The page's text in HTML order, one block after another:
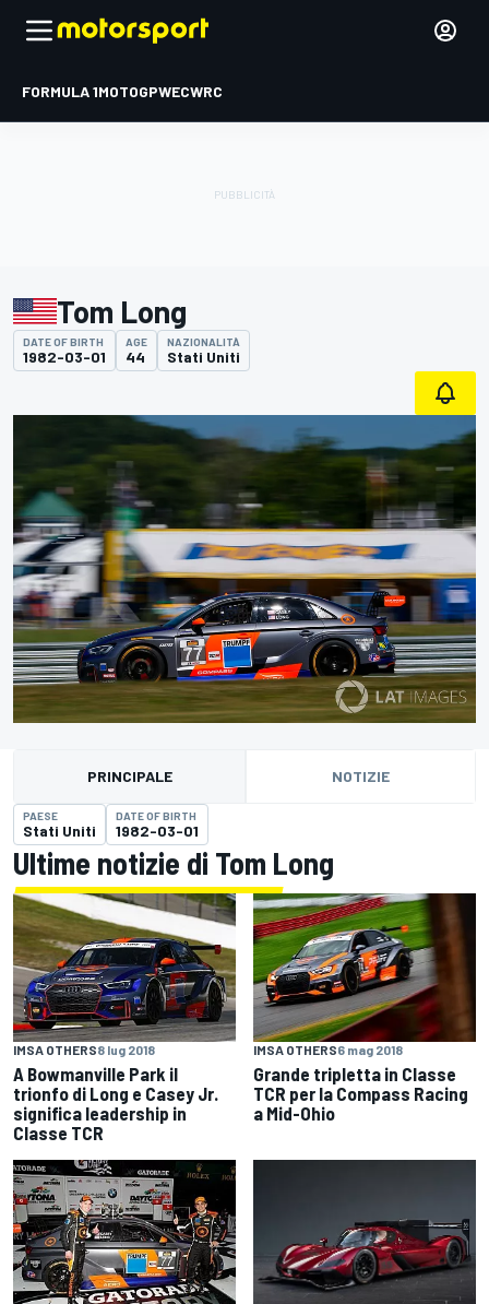
FORMULA 1MOTOGPWECWRC
Tom Long
DATE OF BIRTH
1982-03-01
AGE
44
NAZIONALITÀ
Stati Uniti
PRINCIPALE NOTIZIE
PAESE
Stati Uniti
DATE OF BIRTH
1982-03-01
Ultime notizie di Tom Long
IMSA OTHERS8 lug 2018
A Bowmanville Park il
trionfo di Long e Casey Jr.
significa leadership in
Classe TCR
IMSA OTHERS6 mag 2018
Grande tripletta in Classe
TCR per la Compass Racing
a Mid-Ohio